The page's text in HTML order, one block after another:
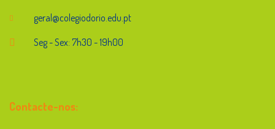
geral@colegiodorio.edu.pt
Seg - Sex: 7h30 - 19h00
Contacte-nos: